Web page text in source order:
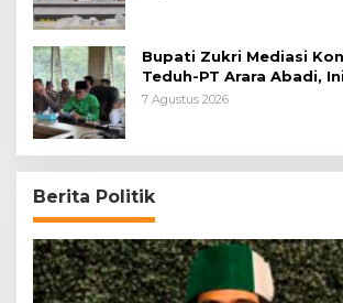
Bupati Zukri Mediasi
Teduh-PT Arara Abadi,
7 Agustus 2026
Berita Politik